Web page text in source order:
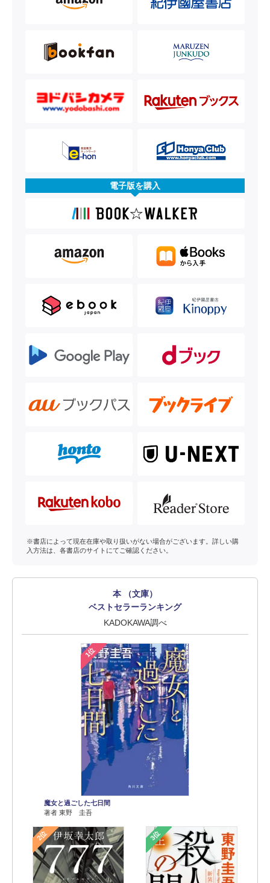
電子版を購入
※書店によって現在在庫や取り扱いがない場合がございます。詳しい購
入方法は、各書店のサイトにてご確認ください。
本 （文庫）
ベストセラーランキング
KADOKAWA調べ
1位
魔女と過ごした七日間
著者 東野 圭吾
2位 3位